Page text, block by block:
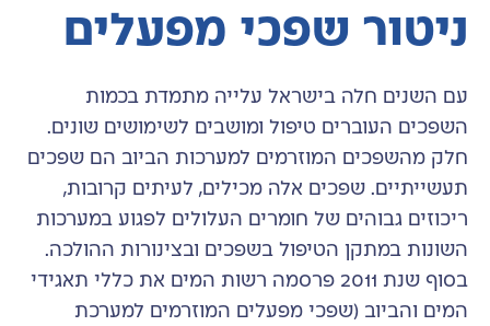
ניטור שפכי מפעלים
עם השנים חלה בישראל עלייה מתמדת בכמות
השפכים העוברים טיפול ומושבים לשימושים שונים.
חלק מהשפכים המוזרמים למערכות הביוב הם שפכים
תעשייתיים. שפכים אלה מכילים, לעיתים קרובות,
ריכוזים גבוהים של חומרים העלולים לפגוע במערכות
השונות במתקן הטיפול בשפכים ובצינורות ההולכה.
בסוף שנת 2011 פרסמה רשות המים את כללי תאגידי
המים והביוב (שפכי מפעלים המוזרמים למערכת
הי, איך אוכל לעזור היום?